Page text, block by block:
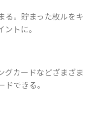
る。貯まった枚ルをキ
トに。
グカードなどざまざま
できる。